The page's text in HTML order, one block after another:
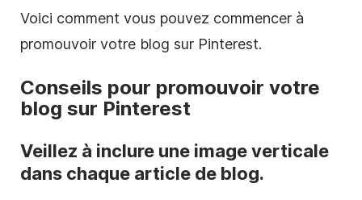
Voici comment vous pouvez commencer à
promouvoir votre blog sur Pinterest.
Conseils pour promouvoir votre
blog sur Pinterest
Veillez à inclure une image verticale
dans chaque article de blog.